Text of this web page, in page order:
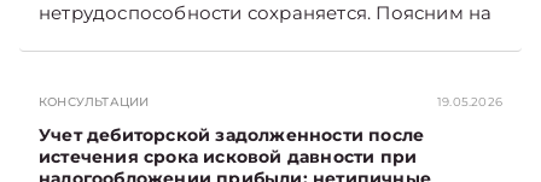
нетрудоспособности сохраняется. Поясним на
КОНСУЛЬТАЦИИ 19.05.2026
Учет дебиторской задолженности после
истечения срока исковой давности при